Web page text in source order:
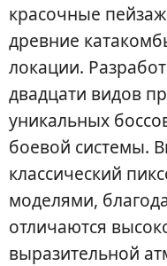
красочные
древние
локации.
двадцати видов
уникальных
боевой системы.
классический
моделями,
отличаются
выразительной